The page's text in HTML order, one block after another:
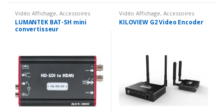
Vidéo Affichage, Accessoires
vidéo,Convertisseur vidéo
LUMANTEK BAT-SH mini
convertisseur
Vidéo Affichage, Accessoires
vidéo,Encodeur vidéo
KILOVIEW G2 Video Encoder